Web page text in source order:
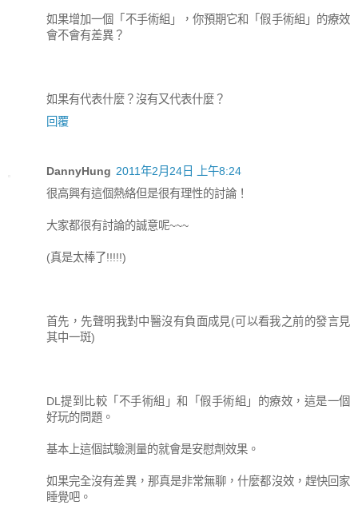
如果增加一個「不手術組」，你預期它和「假手術組」的療效
會不會有差異？
如果有代表什麼？沒有又代表什麼？
回覆
DannyHung 2011年2月24日 上午8:24
很高興有這個熱絡但是很有理性的討論！
大家都很有討論的誠意呢~~~
(真是太棒了!!!!!)
首先，先聲明我對中醫沒有負面成見(可以看我之前的發言見
其中一斑)
DL提到比較「不手術組」和「假手術組」的療效，這是一個
好玩的問題。
基本上這個試驗測量的就會是安慰劑效果。
如果完全沒有差異，那真是非常無聊，什麼都沒效，趕快回家
睡覺吧。